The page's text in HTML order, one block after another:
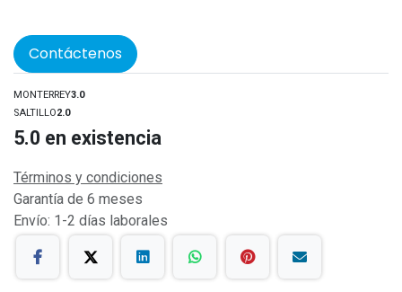
Contáctenos
MONTERREY3.0
SALTILLO2.0
5.0 en existencia
Términos y condiciones
Garantía de 6 meses
Envío: 1-2 días laborales